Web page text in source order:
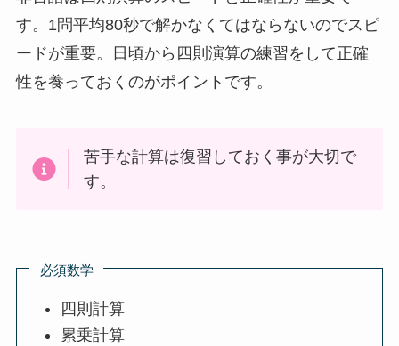
す。1問平均80秒で解かなくてはならないのでスピ
ードが重要。日頃から四則演算の練習をして正確
性を養っておくのがポイントです。
苦手な計算は復習しておく事が大切で
す。
必須数学
四則計算
累乗計算